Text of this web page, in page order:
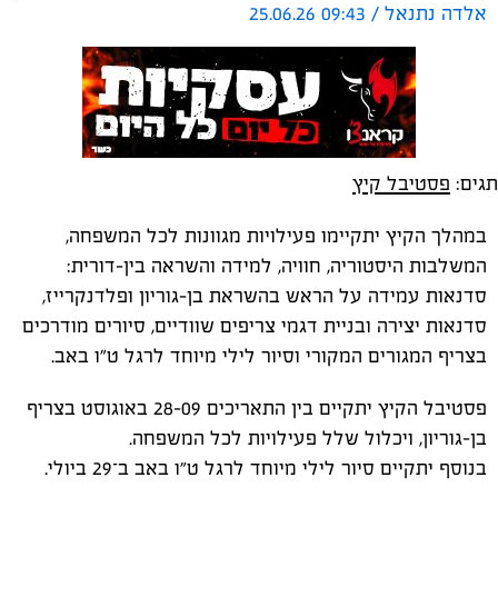
אלדה נתנאל / 09:43 25.06.26
תגים: פסטיבל קיץ
במהלך הקיץ יתקיימו פעילויות מגוונות לכל המשפחה,
המשלבות היסטוריה, חוויה, למידה והשראה בין-דורית:
סדנאות עמידה על הראש בהשראת בן-גוריון ופלדנקרייז,
סדנאות יצירה ובניית דגמי צריפים שוודיים, סיורים מודרכים
בצריף המגורים המקורי וסיור לילי מיוחד לרגל ט"ו באב.
פסטיבל הקיץ יתקיים בין התאריכים 09–28 באוגוסט בצריף
בן-גוריון, ויכלול שלל פעילויות לכל המשפחה.
בנוסף יתקיים סיור לילי מיוחד לרגל ט״ו באב ב־29 ביולי.